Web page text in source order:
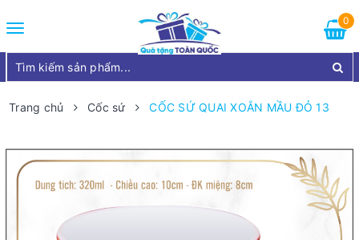
Toggle
0
Trang chủ Cốc sứ CỐC SỨ QUAI XOẮN MẦU ĐỎ 13